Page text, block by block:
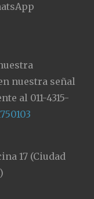
nuestra señal
al 011-4315-
17 (Ciudad